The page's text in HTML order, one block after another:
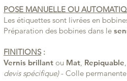
POSE MANUELLE OU
Les étiquettes sont livrées en
Préparation des bobines dans le
FINITIONS :
Vernis brillant ou Mat, Repiquable,
devis spécifique)- Colle